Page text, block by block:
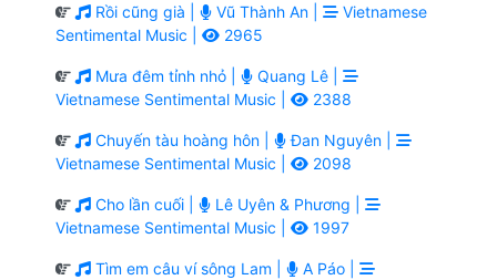
Rồi cũng già | Vũ Thành An |
Vietnamese
Sentimental Music |
2965
Mưa đêm tỉnh nhỏ |
Quang Lê |
Vietnamese Sentimental Music |
2388
Chuyến tàu hoàng hôn |
Đan Nguyên |
Vietnamese Sentimental Music |
2098
Cho lần cuối |
Lê Uyên & Phương |
Vietnamese Sentimental Music |
1997
Tìm em câu ví sông Lam |
A Páo |